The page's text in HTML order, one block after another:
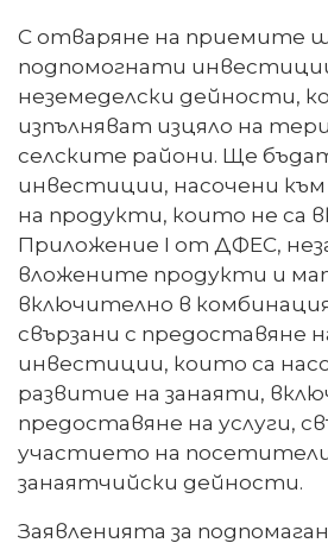
С отваряне на приемите
подпомогнати
неземеделски дейности,
изпълняват изцяло на
селските райони. Ще
инвестиции, насочени
на продукти, които не са
Приложение I от ДФЕС,
вложените продукти и
включително в
свързани с предоставяне
инвестиции, които са
развитие на занаяти,
предоставяне на услуги,
участието на
занаятчийски дейности.
Заявленията за